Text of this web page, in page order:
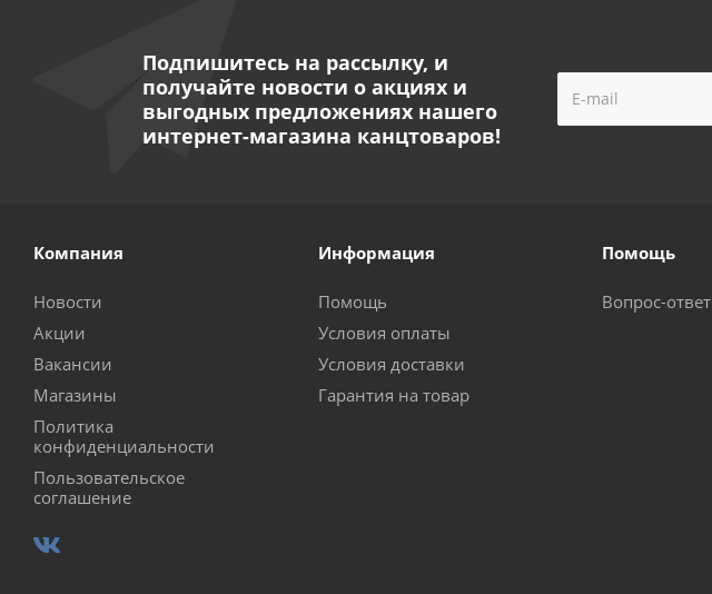
Подпишитесь на рассылку, и
получайте новости о акциях и
выгодных предложениях нашего
интернет-магазина канцтоваров!
Компания
Новости
Акции
Вакансии
Магазины
Политика
конфиденциальности
Пользовательское
соглашение
Информация
Помощь
Условия оплаты
Условия доставки
Гарантия на товар
Помощь
Вопрос-ответ